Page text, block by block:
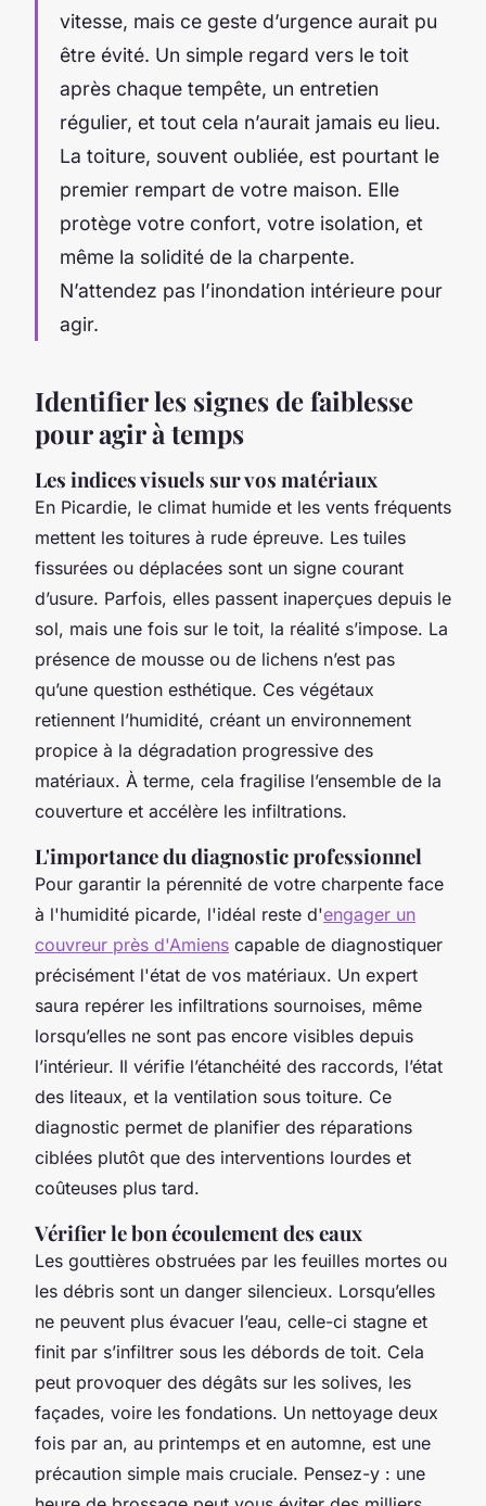
vitesse, mais ce geste d’urgence aurait pu
être évité. Un simple regard vers le toit
après chaque tempête, un entretien
régulier, et tout cela n’aurait jamais eu lieu.
La toiture, souvent oubliée, est pourtant le
premier rempart de votre maison. Elle
protège votre confort, votre isolation, et
même la solidité de la charpente.
N’attendez pas l’inondation intérieure pour
agir.
Identifier les signes de faiblesse
pour agir à temps
Les indices visuels sur vos matériaux
En Picardie, le climat humide et les vents fréquents
mettent les toitures à rude épreuve. Les tuiles
fissurées ou déplacées sont un signe courant
d’usure. Parfois, elles passent inaperçues depuis le
sol, mais une fois sur le toit, la réalité s’impose. La
présence de mousse ou de lichens n’est pas
qu’une question esthétique. Ces végétaux
retiennent l’humidité, créant un environnement
propice à la dégradation progressive des
matériaux. À terme, cela fragilise l’ensemble de la
couverture et accélère les infiltrations.
L'importance du diagnostic professionnel
Pour garantir la pérennité de votre charpente face
à l'humidité picarde, l'idéal reste d'engager un
couvreur près d'Amiens capable de diagnostiquer
précisément l'état de vos matériaux. Un expert
saura repérer les infiltrations sournoises, même
lorsqu’elles ne sont pas encore visibles depuis
l’intérieur. Il vérifie l’étanchéité des raccords, l’état
des liteaux, et la ventilation sous toiture. Ce
diagnostic permet de planifier des réparations
ciblées plutôt que des interventions lourdes et
coûteuses plus tard.
Vérifier le bon écoulement des eaux
Les gouttières obstruées par les feuilles mortes ou
les débris sont un danger silencieux. Lorsqu’elles
ne peuvent plus évacuer l’eau, celle-ci stagne et
finit par s’infiltrer sous les débords de toit. Cela
peut provoquer des dégâts sur les solives, les
façades, voire les fondations. Un nettoyage deux
fois par an, au printemps et en automne, est une
précaution simple mais cruciale. Pensez-y : une